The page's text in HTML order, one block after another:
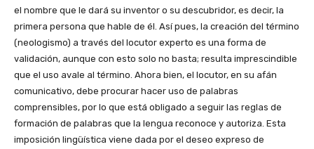
el nombre que le dará su inventor o su descubridor, es decir, la
primera persona que hable de él. Así pues, la creación del término
(neologismo) a través del locutor experto es una forma de
validación, aunque con esto solo no basta; resulta imprescindible
que el uso avale al término. Ahora bien, el locutor, en su afán
comunicativo, debe procurar hacer uso de palabras
comprensibles, por lo que está obligado a seguir las reglas de
formación de palabras que la lengua reconoce y autoriza. Esta
imposición lingüística viene dada por el deseo expreso de